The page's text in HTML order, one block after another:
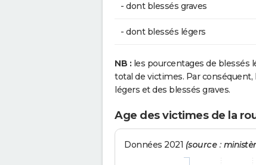
- dont blessés graves
- dont blessés légers
NB : les pourcentages de blessés
total de victimes. Par
légers et des blessés graves.
Age des victimes de la
Données 2021 (source :